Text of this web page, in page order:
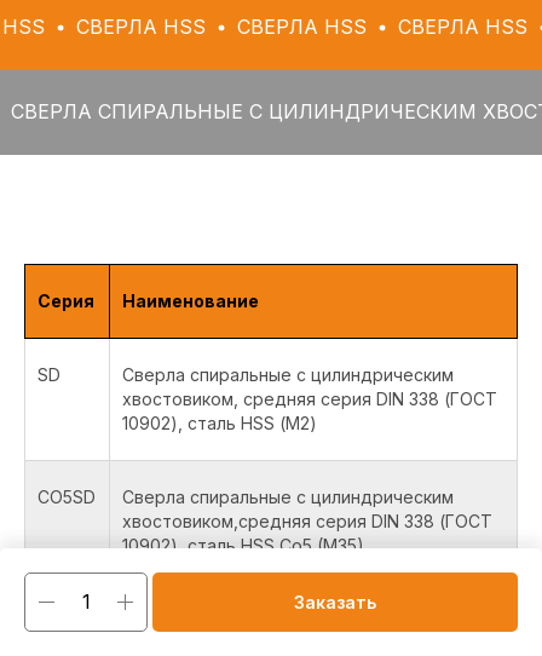
HSS СВЕРЛА HSS СВЕРЛА HSS
СПИРАЛЬНЫЕ С ЦИЛИНДРИЧЕСКИМ
Серия Наименование
SD
Сверла спиральные с цилиндрическим
хвостовиком, средняя серия DIN 338 (ГОСТ
10902), сталь HSS (М2)
CO5SD
Сверла спиральные с цилиндрическим
хвостовиком,средняя серия DIN 338 (ГОСТ
10902), сталь HSS Co5 (M35)
Заказать